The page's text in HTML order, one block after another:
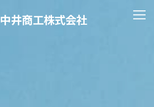
中井商工株式会社